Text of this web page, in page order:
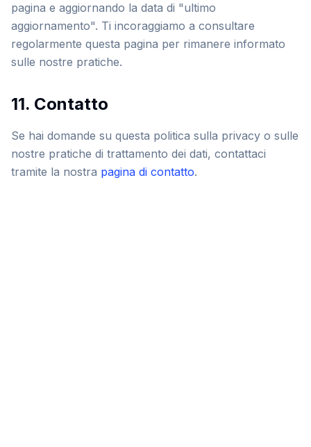
pagina e aggiornando la data di "ultimo
aggiornamento". Ti incoraggiamo a consultare
regolarmente questa pagina per rimanere informato
sulle nostre pratiche.
11. Contatto
Se hai domande su questa politica sulla privacy o sulle
nostre pratiche di trattamento dei dati, contattaci
tramite la nostra pagina di contatto.